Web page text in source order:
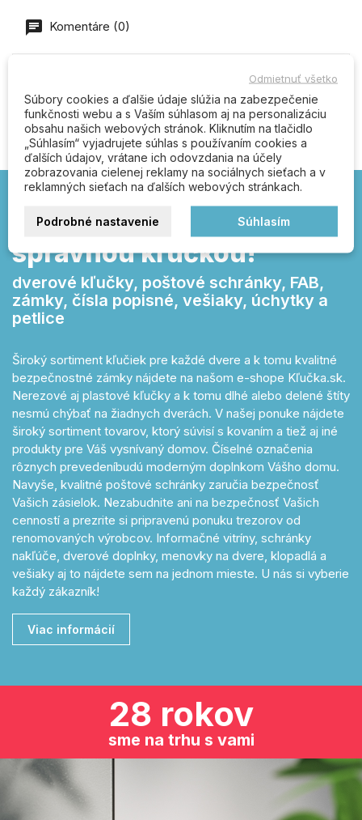
Komentáre (0)
Buďte prvý kto napíše recenziu
Kľučka.sk – otvárajte
správnou kľučkou!
dverové kľučky, poštové schránky, FAB,
zámky, čísla popisné, vešiaky, úchytky a
petlice
Široký sortiment kľučiek pre každé dvere a k tomu kvalitné
bezpečnostné zámky nájdete na našom e-shope Kľučka.sk.
Nerezové aj plastové kľučky a k tomu dlhé alebo delené štíty
nesmú chýbať na žiadnych dverách. V našej ponuke nájdete
široký sortiment tovarov, ktorý súvisí s kovaním a tiež aj iné
produkty pre Váš vysnívaný domov. Číselné označenia
rôznych prevedeníbudú moderným doplnkom Vášho domu.
Navyše, kvalitné poštové schránky zaručia bezpečnosť
Vašich zásielok. Nezabudnite ani na bezpečnosť Vašich
cenností a prezrite si pripravenú ponuku trezorov od
renomovaných výrobcov. Informačné vitríny, schránky
nakľúče, dverové doplnky, menovky na dvere, klopadlá a
vešiaky aj to nájdete sem na jednom mieste. U nás si vyberie
každý zákazník!
Viac informácií
28 rokov
sme na trhu s vami
Odmietnuť všetko
Súbory cookies a ďalšie údaje slúžia na zabezpečenie
funkčnosti webu a s Vaším súhlasom aj na personalizáciu
obsahu našich webových stránok. Kliknutím na tlačidlo
„Súhlasím“ vyjadrujete súhlas s používaním cookies a
ďalších údajov, vrátane ich odovzdania na účely
zobrazovania cielenej reklamy na sociálnych sieťach a v
reklamných sieťach na ďalších webových stránkach.
Podrobné nastavenie Súhlasím